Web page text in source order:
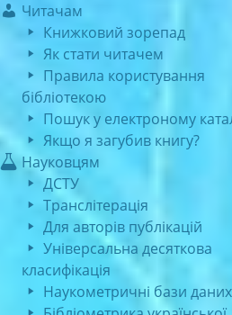
Читачам
Книжковий зорепад
Як стати читачем
Правила користування
бібліотекою
Пошук у електроному
Якщо я загубив книгу?
Науковцям
ДСТУ
Транслітерація
Для авторів публікацій
Універсальна десяткова
класифікація
Наукометричні бази даних